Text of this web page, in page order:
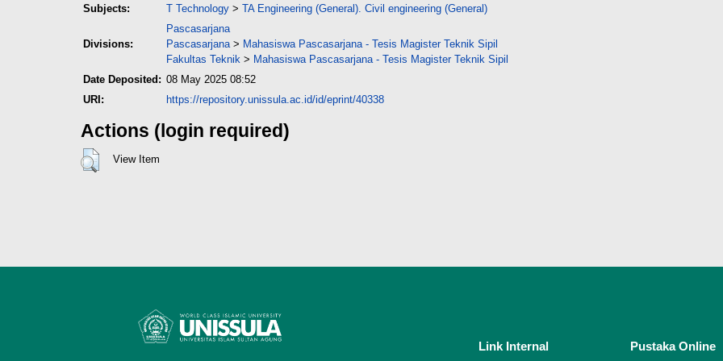
Subjects:
T Technology > TA Engineering (General). Civil engineering (General)
Divisions:
Pascasarjana
Pascasarjana> Mahasiswa Pascasarjana - Tesis Magister Teknik Sipil
Fakultas Teknik > Mahasiswa Pascasarjana - Tesis Magister Teknik Sipil
Date Deposited: 08 May 2025 08:52
URI:
https://repository.unissula.ac.id/id/eprint/40338
Actions (login required)
View Item
Link Internal Pustaka Online